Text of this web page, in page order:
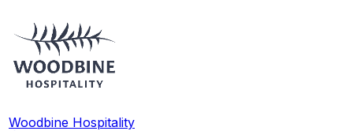
Woodbine Hospitality